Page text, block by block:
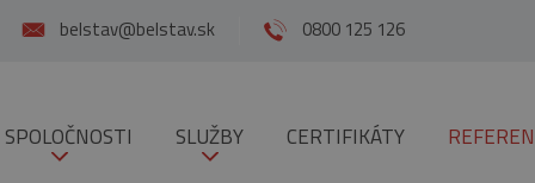
belstav@belstav.sk 0800 125 126
SLUŽBY CERTIFIKÁTY